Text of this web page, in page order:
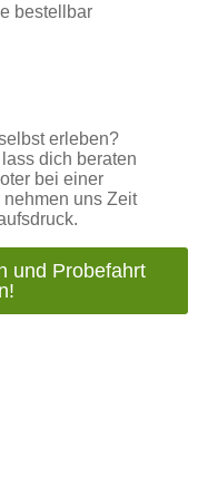
bestellbar
erleben?
dich beraten
bei einer
uns Zeit
und Probefahrt